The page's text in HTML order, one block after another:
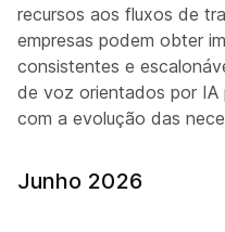
recursos aos fluxos de
empresas podem obter
consistentes e
de voz orientados por IA
com a evolução das
Junho 2026